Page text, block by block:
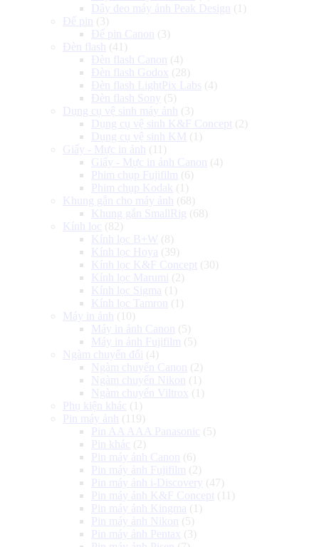
Dây đeo máy ảnh Peak Design
(1)
Đế pin
(3)
Đế pin Canon
(3)
Đèn flash
(41)
Đèn flash Canon
(4)
Đèn flash Godox (28)
Đèn flash LightPix Labs (4)
Đèn flash Sony (5)
Dụng cụ vệ sinh máy ảnh
(3)
Dụng cụ vệ sinh K&F Concept (2)
Dụng cụ vệ sinh KM (1)
Giấy - Mực in ảnh
(11)
Giấy - Mực in ảnh Canon
(4)
Phim chụp Fujifilm (6)
Phim chụp Kodak (1)
Khung gắn cho máy ảnh
(68)
Khung gắn SmallRig (68)
Kính lọc (82)
Kính lọc B+W (8)
Kính lọc Hoya (39)
Kính lọc K&F Concept (30)
Kính lọc Marumi (2)
Kính lọc Sigma (1)
Kính lọc Tamron
(1)
Máy in ảnh
(10)
Máy in ảnh Canon
(5)
Máy in ảnh Fujifilm (5)
Ngàm chuyển đổi (4)
Ngàm chuyển Canon
(2)
Ngàm chuyển Nikon
(1)
Ngàm chuyển Viltrox (1)
Phụ kiện khác (1)
Pin máy ảnh
(119)
Pin AA AAA Panasonic (5)
Pin khác (2)
Pin máy ảnh Canon
(6)
Pin máy ảnh Fujifilm (2)
Pin máy ảnh i-Discovery (47)
Pin máy ảnh K&F Concept (11)
Pin máy ảnh Kingma (1)
Pin máy ảnh Nikon
(5)
Pin máy ảnh Pentax (3)